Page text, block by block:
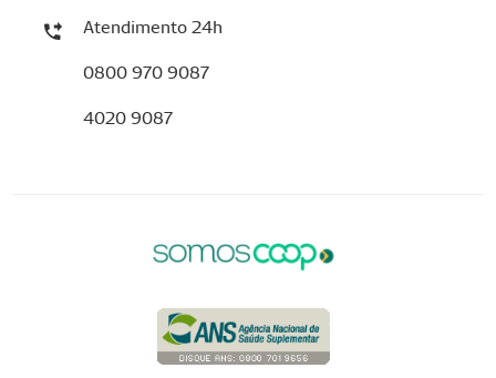
Atendimento 24h
0800 970 9087
4020 9087